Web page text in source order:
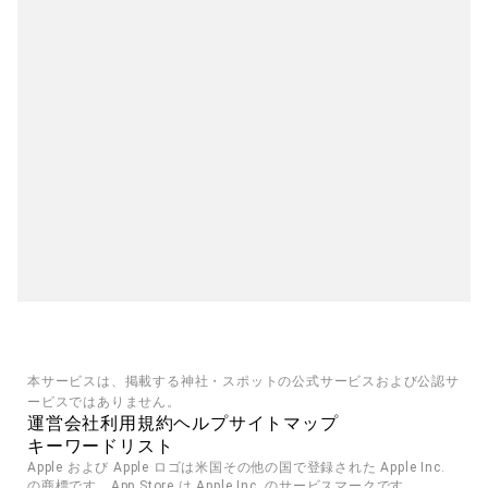
本サービスは、掲載する神社・スポットの公式サービスおよび公認サ
ービスではありません。
運営会社利用規約ヘルプサイトマップ
キーワードリスト
Apple および Apple ロゴは米国その他の国で登録された Apple Inc.